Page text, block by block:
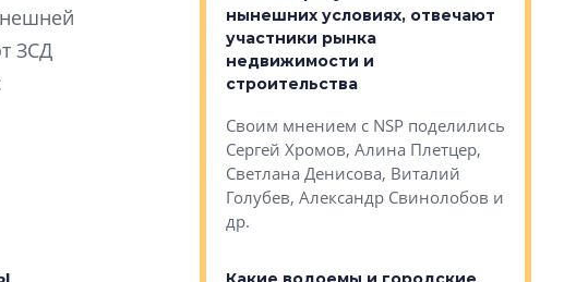
ЗСД
цен между первичкой и
что это значит для
нынешних условиях, отвечают
участники рынка
недвижимости и
строительства
Своим мнением с NSP поделились
Сергей Хромов, Алина Плетцер,
Светлана Денисова, Виталий
Голубев, Александр Свинолобов и
др.